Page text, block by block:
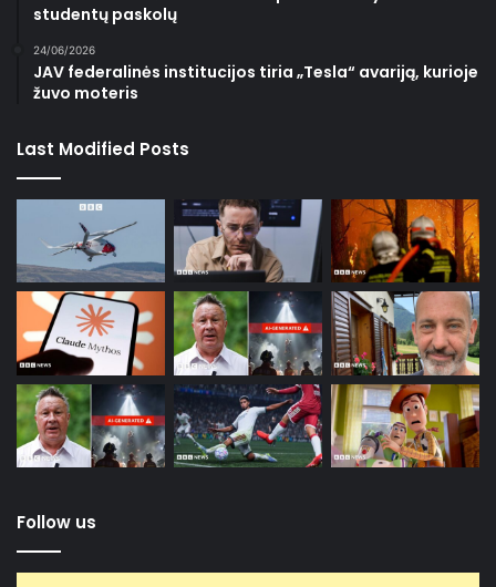
studentų paskolų
24/06/2026
JAV federalinės institucijos tiria „Tesla“ avariją, kurioje
žuvo moteris
Last Modified Posts
Follow us